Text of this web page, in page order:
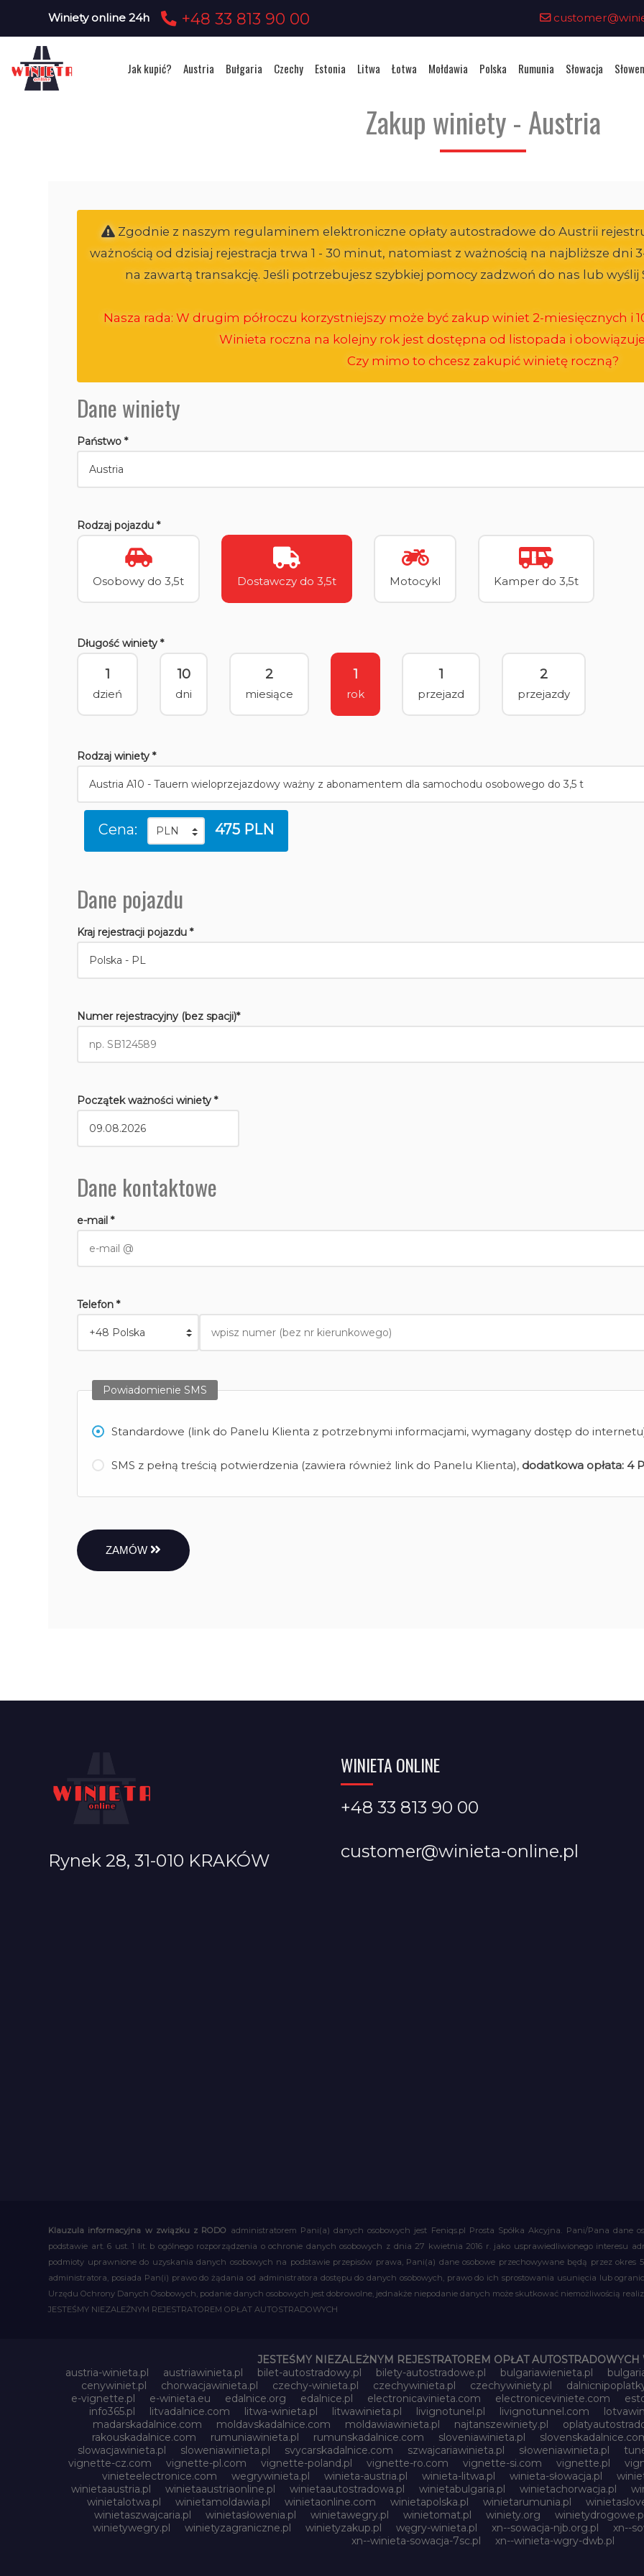
Winiety online 24h +48 33 813 90 00
Jak kupić? Austria Bułgaria Czechy Estonia Litwa Łotwa Mołdawia Polska Rumunia Słowacja
Zakup winiety - Austria
Zgodnie z naszym regulaminem elektroniczne opłaty autostradowe do Austrii
ważnością od dzisiaj rejestracja trwa 1 - 30 minut, natomiast z ważnością na najbliższe dni
na zawartą transakcję. Jeśli potrzebujesz szybkiej pomocy zadzwoń do nas lub wyślij
Nasza rada: W drugim półroczu korzystniejszy może być zakup winiet 2-miesięcznych i
Winieta roczna na kolejny rok jest dostępna od listopada i
Czy mimo to chcesz zakupić winietę roczną?
Dane winiety
Państwo *
Rodzaj pojazdu *
Osobowy do 3,5t Dostawczy do 3,5t Motocykl Kamper do 3,5t
Długość winiety *
1
dzień
10
dni
2
miesiące
1
rok
1
przejazd
2
przejazdy
Rodzaj winiety *
Cena: 475 PLN
Dane pojazdu
Kraj rejestracji pojazdu *
Numer rejestracyjny (bez spacji)*
Początek ważności winiety *
Dane kontaktowe
e-mail *
Telefon *
Powiadomienie SMS
Standardowe (link do Panelu Klienta z potrzebnymi informacjami, wymagany dostęp do
SMS z pełną treścią potwierdzenia (zawiera również link do Panelu Klienta), dodatkowa opłata: 4
ZAMÓW
Rynek 28, 31-010 KRAKÓW
WINIETA ONLINE
+48 33 813 90 00
customer@winieta-online.pl
Klauzula informacyjna w związku z RODO administratorem Pani(a) danych osobowych jest Feniqs.pl Prosta Spółka Akcyjna. Pani/Pana
podstawie art. 6 ust. 1 lit. b ogólnego rozporządzenia o ochronie danych osobowych z dnia 27 kwietnia 2016 r. jako usprawiedliwionego interesu
podmioty uprawnione do uzyskania danych osobowych na podstawie przepisów prawa, Pani(a) dane osobowe przechowywane będą przez
administratora, posiada Pan(i) prawo do żądania od administratora dostępu do danych osobowych, prawo do ich sprostowania usunięcia lub
Urzędu Ochrony Danych Osobowych, podanie danych osobowych jest dobrowolne, jednakże niepodanie danych może skutkować niemożliwością
JESTEŚMY NIEZALEŻNYM REJESTRATOREM OPŁAT AUTOSTRADOWYCH
JESTEŚMY NIEZALEŻNYM REJESTRATOREM OPŁAT
austria-winieta.pl
austriawinieta.pl bilet-autostradowy.pl bilety-autostradowe.pl bulgariawienieta.pl
cenywiniet.pl
chorwacjawinieta.pl czechy-winieta.pl czechywinieta.pl czechywiniety.pl
e-vignette.pl
e-winieta.eu edalnice.org edalnice.pl electronicavinieta.com electroniceviniete.com
info365.pl
litvadalnice.com litwa-winieta.pl litwawinieta.pl livignotunel.pl livignotunnel.com
madarskadalnice.com
moldavskadalnice.com moldawiawinieta.pl najtanszewiniety.pl
rakouskadalnice.com
rumuniawinieta.pl rumunskadalnice.com sloveniawinieta.pl
slowacjawinieta.pl
sloweniawinieta.pl svycarskadalnice.com szwajcariawinieta.pl słoweniawinieta.pl
vignette-cz.com
vignette-pl.com vignette-poland.pl vignette-ro.com vignette-si.com vignette.pl
vinieteelectronice.com
wegrywinieta.pl winieta-austria.pl winieta-litwa.pl winieta-słowacja.pl
winietaaustria.pl
winietaaustriaonline.pl winietaautostradowa.pl winietabulgaria.pl winietachorwacja.pl
winietalotwa.pl
winietamoldawia.pl winietaonline.com winietapolska.pl winietarumunia.pl
winietaszwajcaria.pl
winietasłowenia.pl winietawegry.pl winietomat.pl winiety.org
winietywegry.pl
winietyzagraniczne.pl winietyzakup.pl węgry-winieta.pl xn--sowacja-njb.org.pl xn--
xn--winieta-sowacja-7sc.pl
xn--winieta-wgry-dwb.pl